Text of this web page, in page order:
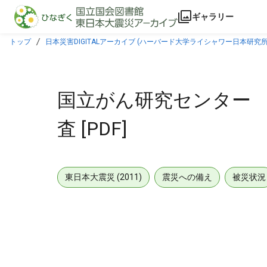
本文に飛ぶ
ギャラリー
トップ 日本災害DIGITALアーカイブ (ハーバード大学ライシャワー日本研究
国立がん研究センター
査 [PDF]
東日本大震災 (2011) 震災への備え 被災状況